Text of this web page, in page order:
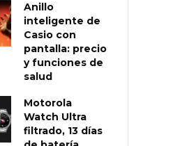
Anillo
inteligente de
Casio con
pantalla: precio
y funciones de
salud
Motorola
Watch Ultra
filtrado, 13 días